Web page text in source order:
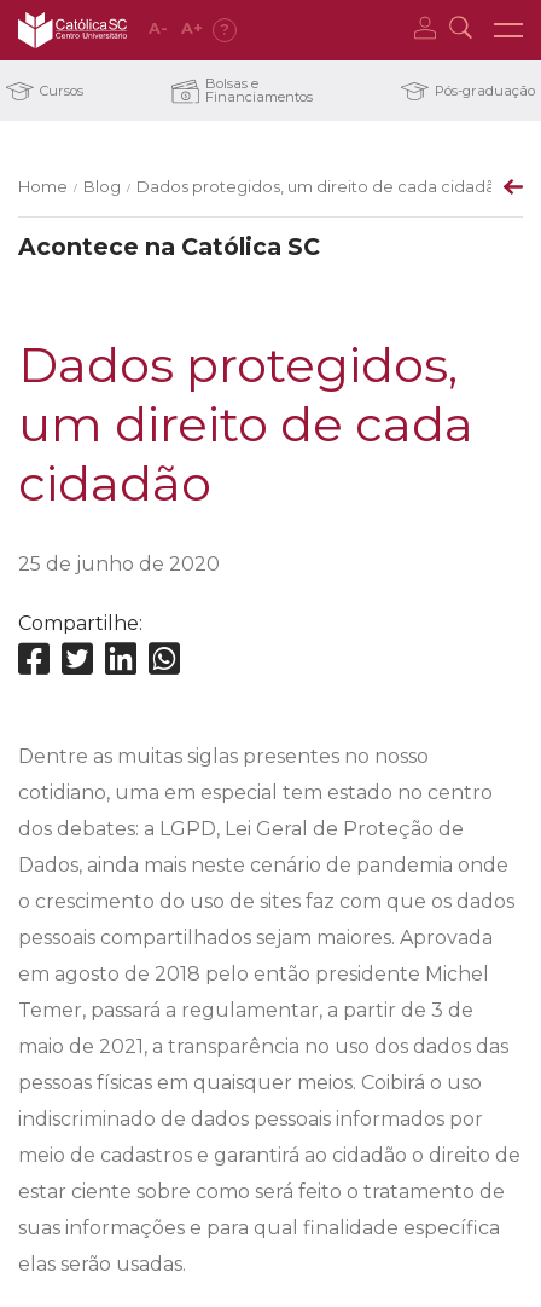
A- A+ ?
Cursos Bolsas e
Financiamentos Pós-graduação
Home / Blog / Dados protegidos, um direito de cada cidadão
Acontece na Católica SC
Dados protegidos,
um direito de cada
cidadão
25 de junho de 2020
Compartilhe:
Dentre as muitas siglas presentes no nosso
cotidiano, uma em especial tem estado no centro
dos debates: a LGPD, Lei Geral de Proteção de
Dados, ainda mais neste cenário de pandemia onde
o crescimento do uso de sites faz com que os dados
pessoais compartilhados sejam maiores. Aprovada
em agosto de 2018 pelo então presidente Michel
Temer, passará a regulamentar, a partir de 3 de
maio de 2021, a transparência no uso dos dados das
pessoas físicas em quaisquer meios. Coibirá o uso
indiscriminado de dados pessoais informados por
meio de cadastros e garantirá ao cidadão o direito de
estar ciente sobre como será feito o tratamento de
suas informações e para qual finalidade específica
elas serão usadas.